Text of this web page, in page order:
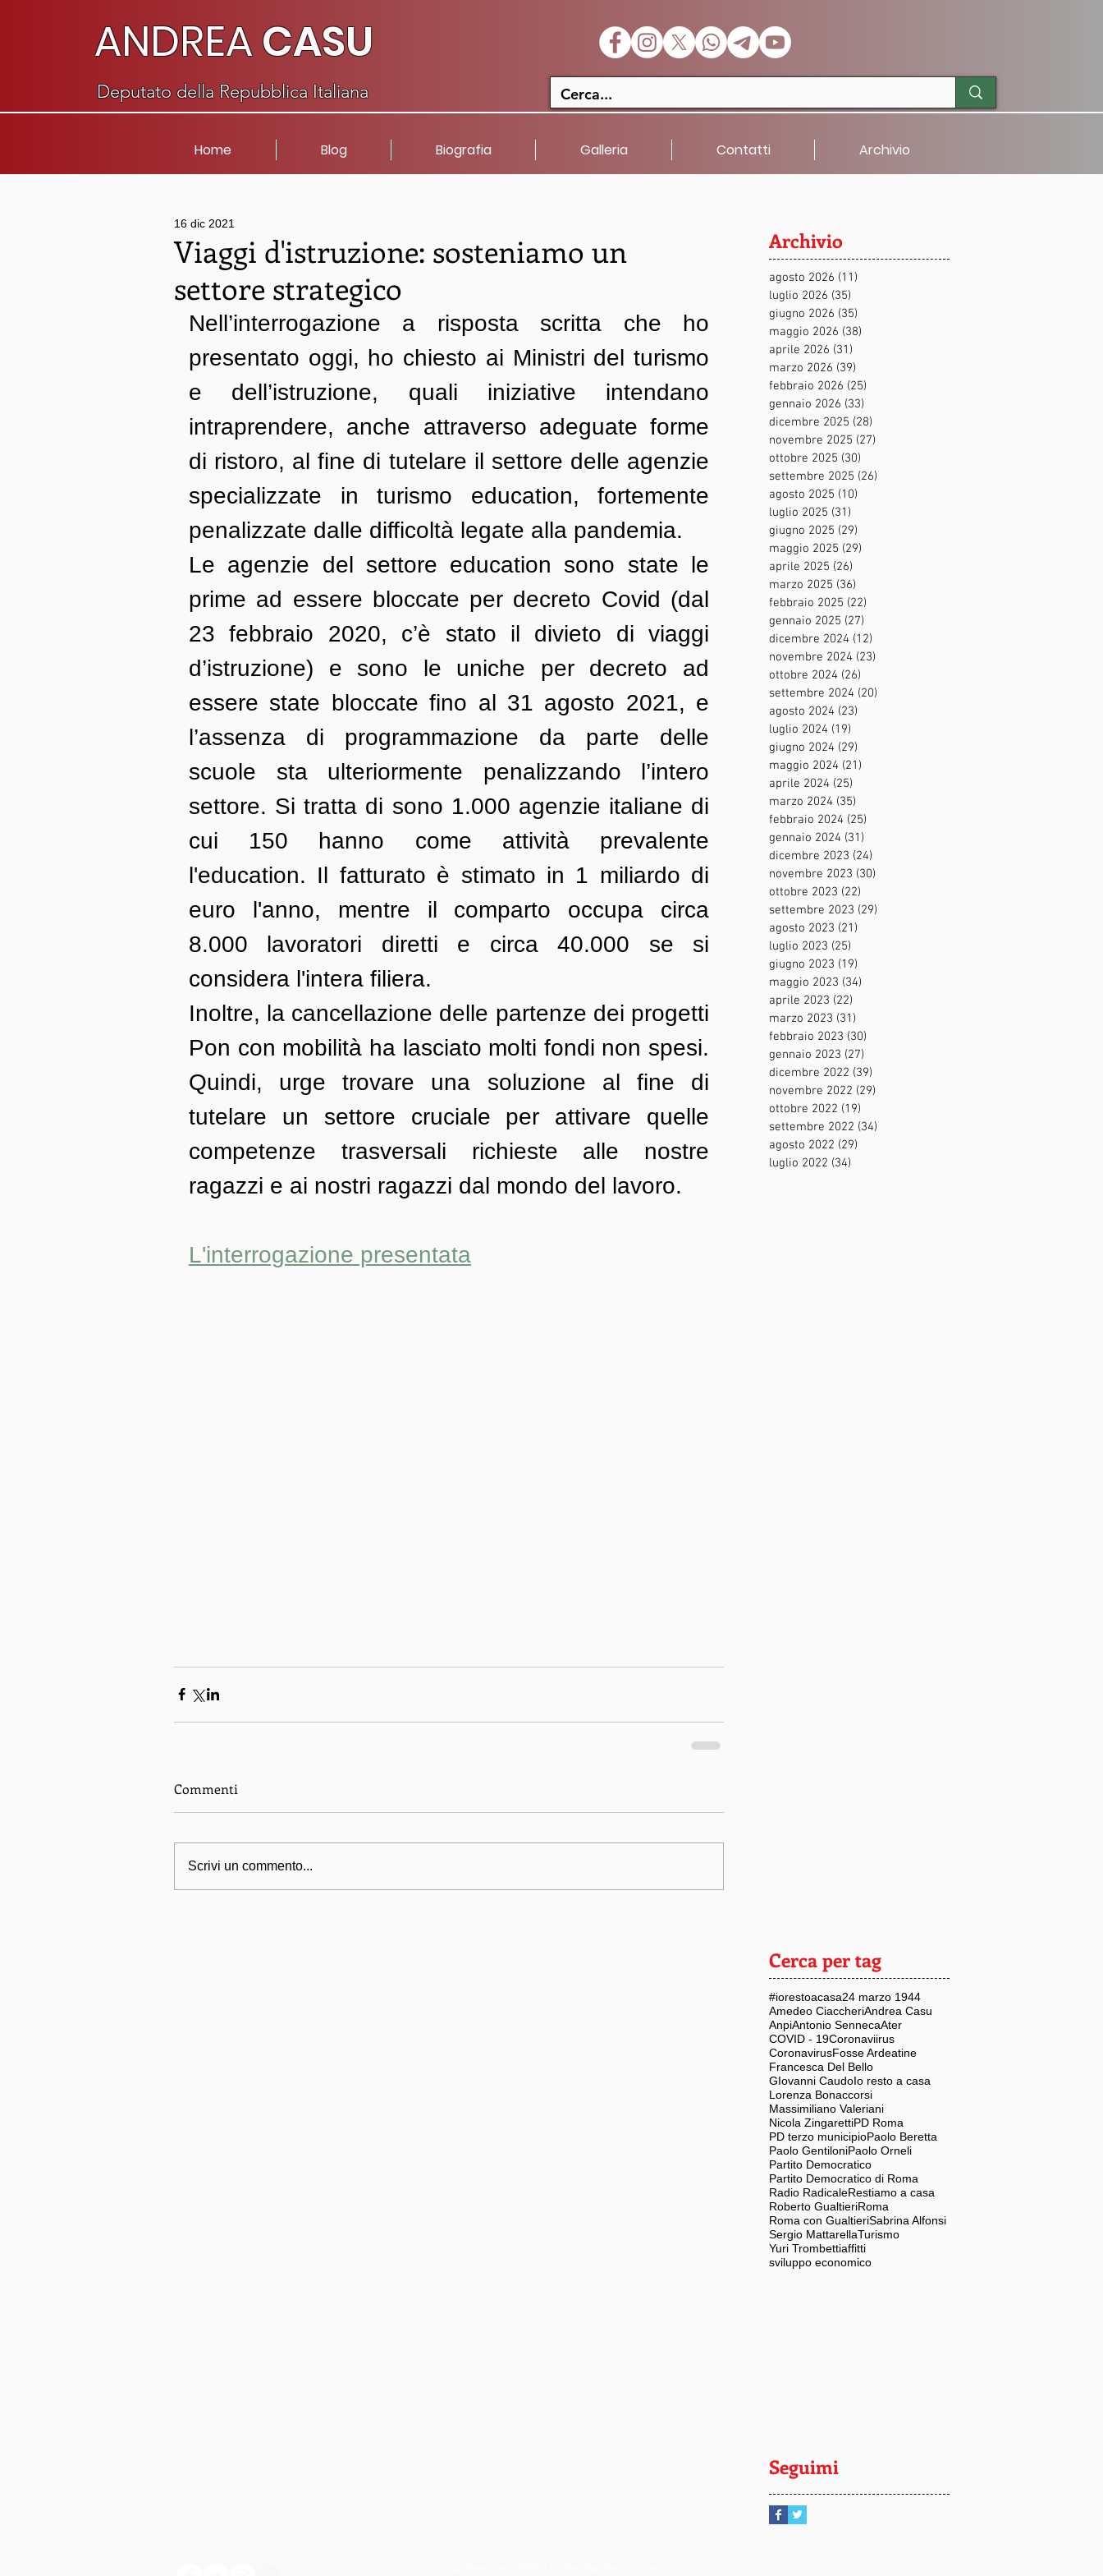
ANDREACASU
Deputato della Repubblica Italiana
Home Blog Biografia Galleria Contatti Archivio
Viaggi d'istruzione: sosteniamo un
settore strategico
16 dic 2021
Nell’interrogazione a risposta scritta che ho
presentato oggi, ho chiesto ai Ministri del turismo
e dell’istruzione, quali iniziative intendano
intraprendere, anche attraverso adeguate forme
di ristoro, al fine di tutelare il settore delle agenzie
specializzate in turismo education, fortemente
penalizzate dalle difficoltà legate alla pandemia.
Le agenzie del settore education sono state le
prime ad essere bloccate per decreto Covid (dal
23 febbraio 2020, c’è stato il divieto di viaggi
d’istruzione) e sono le uniche per decreto ad
essere state bloccate fino al 31 agosto 2021, e
l’assenza di programmazione da parte delle
scuole sta ulteriormente penalizzando l’intero
settore. Si tratta di sono 1.000 agenzie italiane di
cui 150 hanno come attività prevalente
l'education. Il fatturato è stimato in 1 miliardo di
euro l'anno, mentre il comparto occupa circa
8.000 lavoratori diretti e circa 40.000 se si
considera l'intera filiera.
Inoltre, la cancellazione delle partenze dei progetti
Pon con mobilità ha lasciato molti fondi non spesi.
Quindi, urge trovare una soluzione al fine di
tutelare un settore cruciale per attivare quelle
competenze trasversali richieste alle nostre
ragazzi e ai nostri ragazzi dal mondo del lavoro.
L'interrogazione presentata
Commenti
Scrivi un commento...
Archivio
agosto 2026 (11)
luglio 2026 (35)
giugno 2026 (35)
maggio 2026 (38)
aprile 2026 (31)
marzo 2026 (39)
febbraio 2026 (25)
gennaio 2026 (33)
dicembre 2025 (28)
novembre 2025 (27)
ottobre 2025 (30)
settembre 2025 (26)
agosto 2025 (10)
luglio 2025 (31)
giugno 2025 (29)
maggio 2025 (29)
aprile 2025 (26)
marzo 2025 (36)
febbraio 2025 (22)
gennaio 2025 (27)
dicembre 2024 (12)
novembre 2024 (23)
ottobre 2024 (26)
settembre 2024 (20)
agosto 2024 (23)
luglio 2024 (19)
giugno 2024 (29)
maggio 2024 (21)
aprile 2024 (25)
marzo 2024 (35)
febbraio 2024 (25)
gennaio 2024 (31)
dicembre 2023 (24)
novembre 2023 (30)
ottobre 2023 (22)
settembre 2023 (29)
agosto 2023 (21)
luglio 2023 (25)
giugno 2023 (19)
maggio 2023 (34)
aprile 2023 (22)
marzo 2023 (31)
febbraio 2023 (30)
gennaio 2023 (27)
dicembre 2022 (39)
novembre 2022 (29)
ottobre 2022 (19)
settembre 2022 (34)
agosto 2022 (29)
luglio 2022 (34)
Cerca per tag
#iorestoacasa24 marzo 1944
Amedeo CiaccheriAndrea Casu
AnpiAntonio SennecaAter
COVID - 19Coronaviirus
CoronavirusFosse Ardeatine
Francesca Del Bello
GIovanni CaudoIo resto a casa
Lorenza Bonaccorsi
Massimiliano Valeriani
Nicola ZingarettiPD Roma
PD terzo municipioPaolo Beretta
Paolo GentiloniPaolo Orneli
Partito Democratico
Partito Democratico di Roma
Radio RadicaleRestiamo a casa
Roberto GualtieriRoma
Roma con GualtieriSabrina Alfonsi
Sergio MattarellaTurismo
Yuri Trombettiaffitti
sviluppo economico
Seguimi